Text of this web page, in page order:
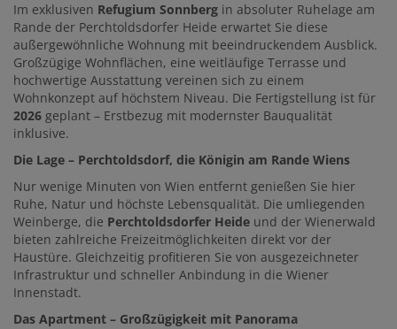
Im exklusiven Refugium Sonnberg in absoluter Ruhelage am
Rande der Perchtoldsdorfer Heide erwartet Sie diese
außergewöhnliche Wohnung mit beeindruckendem Ausblick.
Großzügige Wohnflächen, eine weitläufige Terrasse und
hochwertige Ausstattung vereinen sich zu einem
Wohnkonzept auf höchstem Niveau. Die Fertigstellung ist für
2026 geplant – Erstbezug mit modernster Bauqualität
inklusive.
Die Lage – Perchtoldsdorf, die Königin am Rande Wiens
Nur wenige Minuten von Wien entfernt genießen Sie hier
Ruhe, Natur und höchste Lebensqualität. Die umliegenden
Weinberge, die Perchtoldsdorfer Heide und der Wienerwald
bieten zahlreiche Freizeitmöglichkeiten direkt vor der
Haustüre. Gleichzeitig profitieren Sie von ausgezeichneter
Infrastruktur und schneller Anbindung in die Wiener
Innenstadt.
Das Apartment – Großzügigkeit mit Panorama